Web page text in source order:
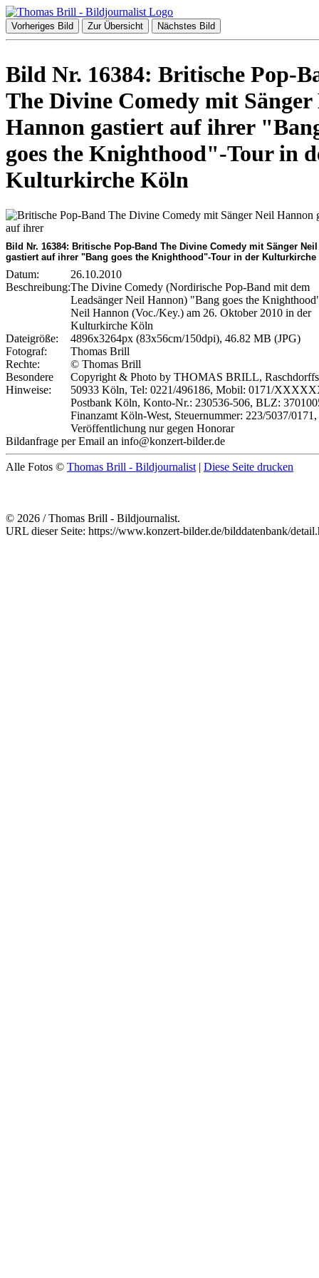
Vorheriges Bild Zur Übersicht Nächstes Bild
Bild Nr. 16384: Britische Pop-
The Divine Comedy mit Sänger
Hannon gastiert auf ihrer
goes the Knighthood"-Tour in
Kulturkirche Köln
Bild Nr. 16384: Britische Pop-Band The Divine Comedy mit Sänger
gastiert auf ihrer "Bang goes the Knighthood"-Tour in der Kulturkirche
Datum:
26.10.2010
Beschreibung:The Divine Comedy (Nordirische Pop-Band mit dem
Leadsänger Neil Hannon) "Bang goes the
Neil Hannon (Voc./Key.) am 26. Oktober 2010 in der
Kulturkirche Köln
Dateigröße:
4896x3264px (83x56cm/150dpi), 46.82 MB (JPG)
Fotograf:
Thomas Brill
Rechte:
© Thomas Brill
Besondere
Hinweise:
Copyright & Photo by THOMAS BRILL,
50933 Köln, Tel: 0221/496186, Mobil: 0171/
Postbank Köln, Konto-Nr.: 230536-506, BLZ:
Finanzamt Köln-West, Steuernummer: 223/5037/
Veröffentlichung nur gegen Honorar
Bildanfrage per Email an info@konzert-bilder.de
Alle Fotos © Thomas Brill - Bildjournalist | Diese Seite drucken
© 2026 / Thomas Brill - Bildjournalist.
URL dieser Seite: https://www.konzert-bilder.de/bilddatenbank/